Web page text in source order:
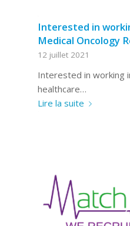
Interested in
Medical Oncology
12 juillet 2021
Interested in working
healthcare…
Lire la suite